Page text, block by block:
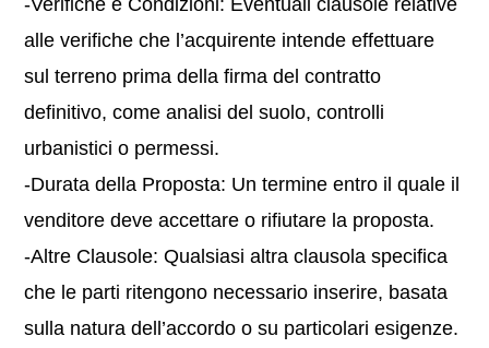
-Verifiche e Condizioni: Eventuali clausole relative
alle verifiche che l’acquirente intende effettuare
sul terreno prima della firma del contratto
definitivo, come analisi del suolo, controlli
urbanistici o permessi.
-Durata della Proposta: Un termine entro il quale il
venditore deve accettare o rifiutare la proposta.
-Altre Clausole: Qualsiasi altra clausola specifica
che le parti ritengono necessario inserire, basata
sulla natura dell’accordo o su particolari esigenze.